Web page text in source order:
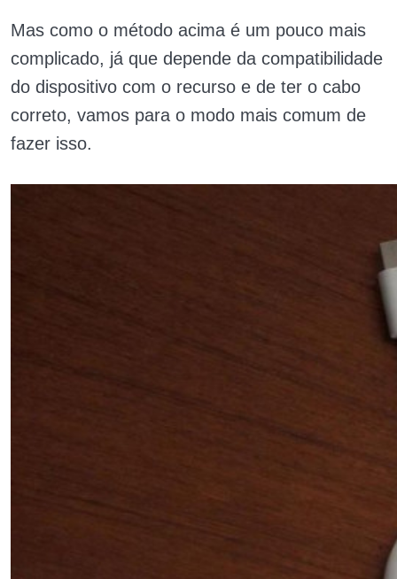
Mas como o método acima é um pouco mais
complicado, já que depende da compatibilidade
do dispositivo com o recurso e de ter o cabo
correto, vamos para o modo mais comum de
fazer isso.